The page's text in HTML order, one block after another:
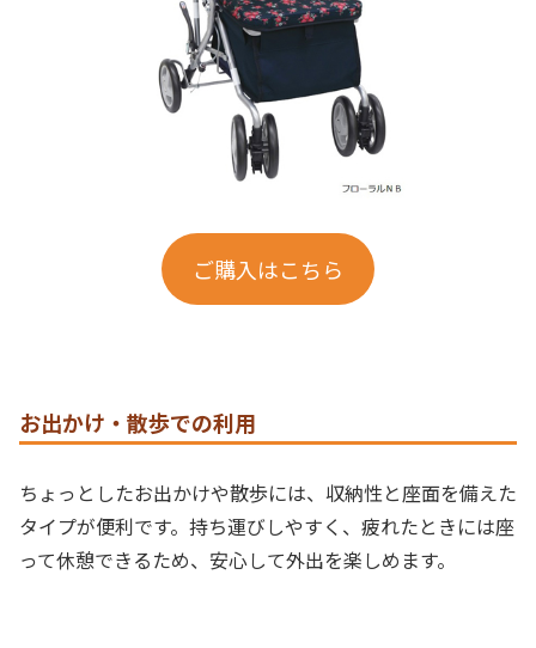
ご購入はこちら
お出かけ・散歩での利用
ちょっとしたお出かけや散歩には、収納性と座面を備えた
タイプが便利です。持ち運びしやすく、疲れたときには座
って休憩できるため、安心して外出を楽しめます。